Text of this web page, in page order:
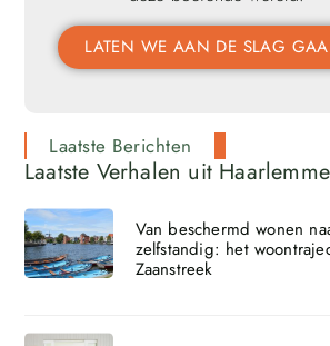
LATEN WE AAN DE SLAG
Laatste Berichten
Laatste Verhalen uit
Van beschermd wonen
zelfstandig: het
Zaanstreek